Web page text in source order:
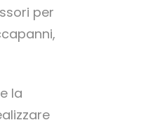
per
la